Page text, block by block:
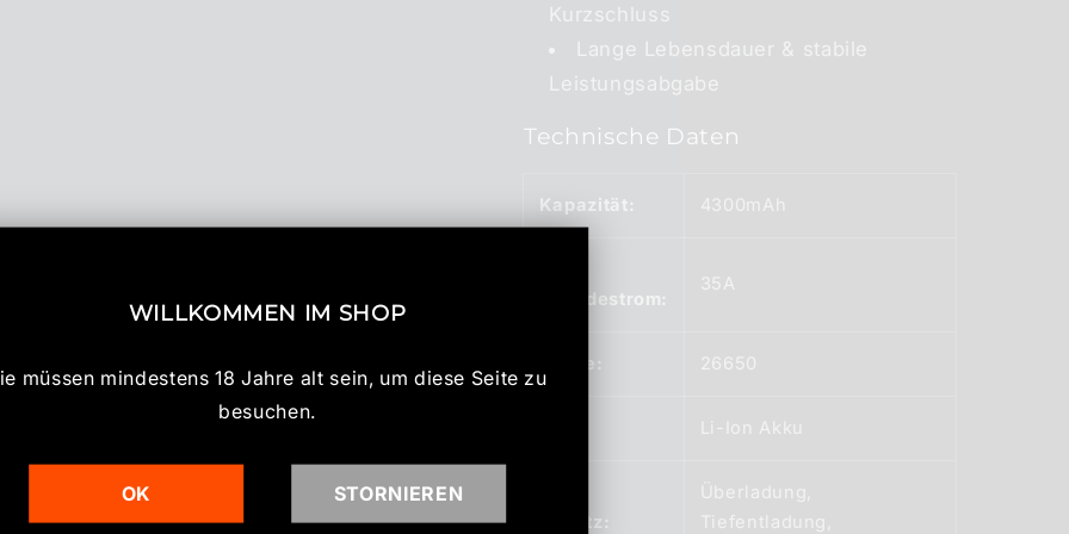
Kurzschluss
Lange Lebensdauer & stabile
Leistungsabgabe
Technische Daten
Kapazität: 4300mAh
Entladestrom:
35A
26650
Li-Ion Akku
Schutz:
Überladung,
Tiefentladung,
WILLKOMMEN IM SHOP
müssen mindestens 18 Jahre alt sein, um diese Seite zu
besuchen.
OK STORNIEREN